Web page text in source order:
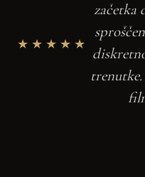
★★★★★
začetka